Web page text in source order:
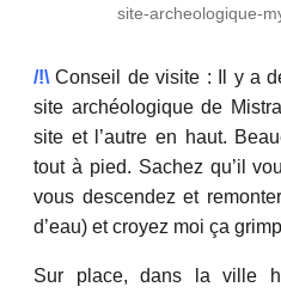
site-archeologique-
/!\ Conseil de visite : Il y a
site archéologique de
site et l’autre en haut.
tout à pied. Sachez qu’il
vous descendez et
d’eau) et croyez moi ça
Sur place, dans la ville